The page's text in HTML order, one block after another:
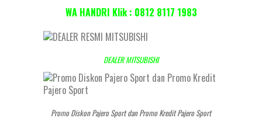
WA HANDRI Klik : 0812 8117 1983
DEALER MITSUBISHI
Promo Diskon Pajero Sport dan Promo Kredit Pajero Sport